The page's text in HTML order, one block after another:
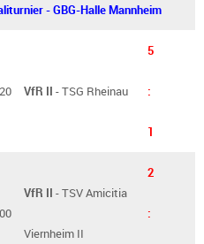
- GBG-Halle Mannheim
VfR II - TSG Rheinau
5
:
1
VfR II - TSV Amicitia
Viernheim II
2
: